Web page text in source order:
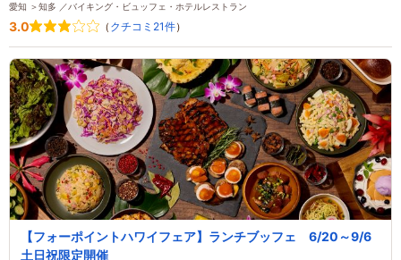
愛知 ＞知多 ／バイキング・ビュッフェ・ホテルレストラン
3.0 （ クチコミ21件）
【フォーポイントハワイフェア】ランチブッフェ 6/20～9/6
土日祝限定開催